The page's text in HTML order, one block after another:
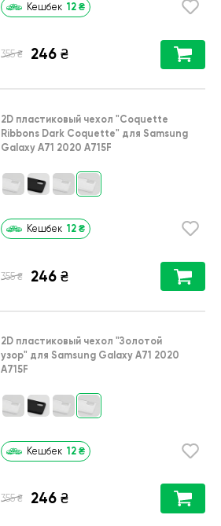
Кешбек 12 ₴
355 ₴ 246 ₴
2D пластиковый чехол "Coquette
Ribbons Dark Coquette" для Samsung
Galaxy A71 2020 A715F
Кешбек 12 ₴
355 ₴ 246 ₴
2D пластиковый чехол "Золотой
узор" для Samsung Galaxy A71 2020
A715F
Кешбек 12 ₴
355 ₴ 246 ₴